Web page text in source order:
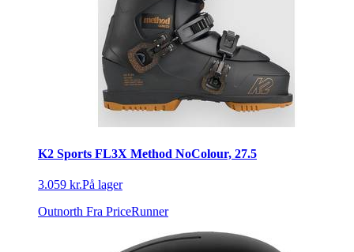
K2 Sports FL3X Method NoColour, 27.5
3.059 kr.På lager
Outnorth Fra PriceRunner